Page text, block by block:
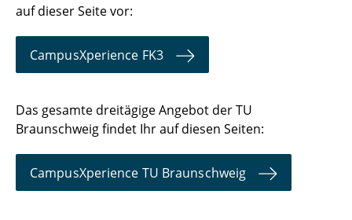
auf dieser Seite vor:
CampusXperience FK3
Das gesamte dreitägige Angebot der TU
Braunschweig findet Ihr auf diesen Seiten:
CampusXperience TU Braunschweig